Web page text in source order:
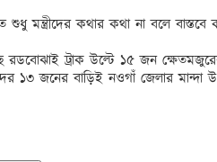
শুধু মন্ত্রীদের কথার কথা না বলে
ট্রাক উল্টে ১৫ জন
১৩ জনের বাড়িই নওগাঁ জেলার মান্দা